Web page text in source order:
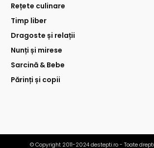
Rețete culinare
Timp liber
Dragoste și relații
Nunți și mirese
Sarcină & Bebe
Părinți și copii
© Copyright 2011-2024 destepti.ro - Toate